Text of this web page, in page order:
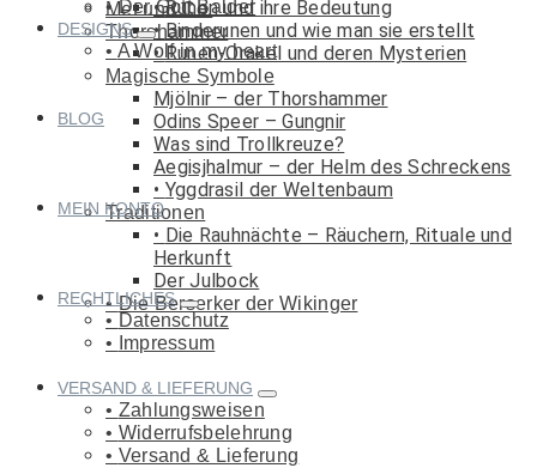
Met und Co.
Thorshammer
Runen und ihre Bedeutung
Binderunen und wie man sie erstellt
Runen-Orakel und deren Mysterien
Magische Symbole
Mjölnir – der Thorshammer
Odins Speer – Gungnir
Was sind Trollkreuze?
Aegisjhalmur – der Helm des Schreckens
Yggdrasil der Weltenbaum
Traditionen
Die Rauhnächte – Räuchern, Rituale und
Herkunft
Der Julbock
Die Berserker der Wikinger
Der Gott Balder
DESIGNS
A Wolf in my heart
BLOG
MEIN KONTO
RECHTLICHES
Datenschutz
Impressum
VERSAND & LIEFERUNG
Zahlungsweisen
Widerrufsbelehrung
Versand & Lieferung